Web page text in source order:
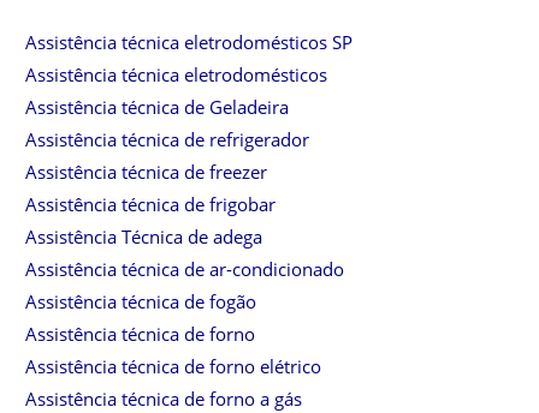
Assistência técnica eletrodomésticos SP
Assistência técnica eletrodomésticos
Assistência técnica de Geladeira
Assistência técnica de refrigerador
Assistência técnica de freezer
Assistência técnica de frigobar
Assistência Técnica de adega
Assistência técnica de ar-condicionado
Assistência técnica de fogão
Assistência técnica de forno
Assistência técnica de forno elétrico
Assistência técnica de forno a gás